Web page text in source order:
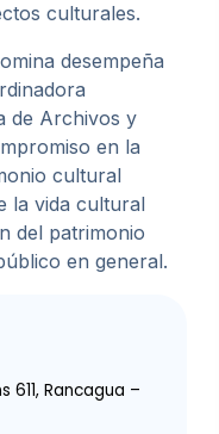
culturales.
desempeña
de Archivos y
en la
cultural
la vida cultural
del patrimonio
en general.
611, Rancagua –